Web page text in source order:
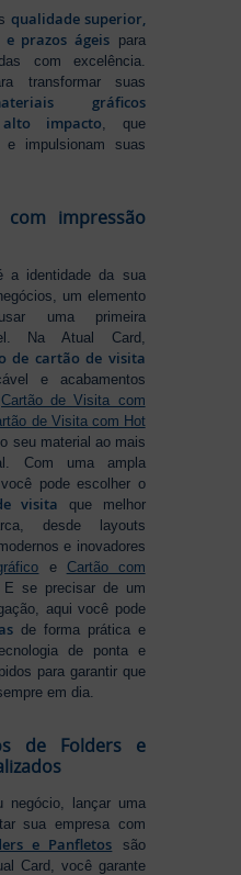
qualidade superior,
prazos ágeispara
com excelência.
transformar suas
gráficos
impacto , que
impulsionam suas
impressão
a identidade da sua
um elemento
uma primeira
Na Atual Card,
de cartão de visita
e acabamentos
Cartão de Visita com
de Visita com Hot
seu material ao mais
Com uma ampla
pode escolher o
visita que melhor
desde layouts
e inovadores
e Cartão com
se precisar de um
aqui você pode
de forma prática e
de ponta e
para garantir que
em dia.
de Folders e
negócio, lançar uma
sua empresa com
e Panfletos são
Card, você garante